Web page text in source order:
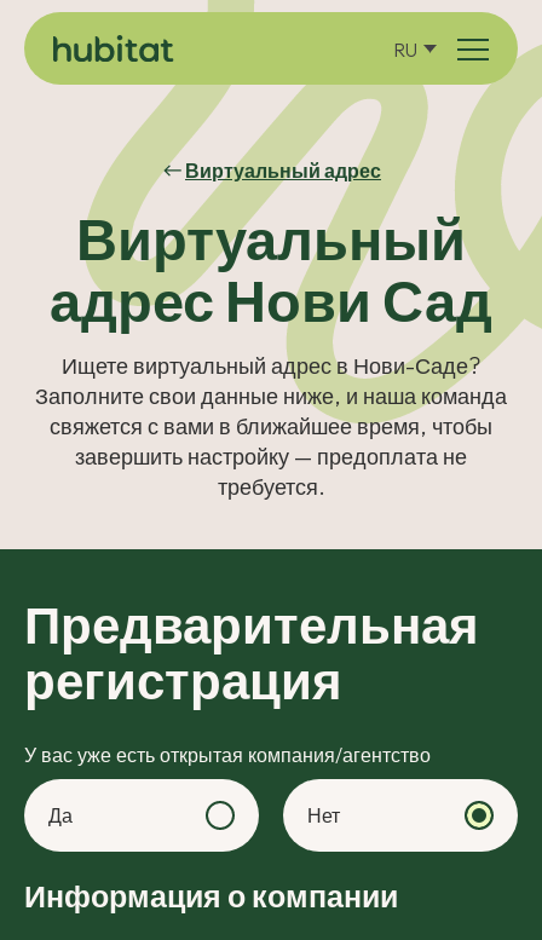
RU
Виртуальный адрес
Виртуальный
адрес Нови Сад
Ищете виртуальный адрес в Нови-Саде?
Заполните свои данные ниже, и наша команда
свяжется с вами в ближайшее время, чтобы
завершить настройку — предоплата не
требуется.
Предварительная
регистрация
У вас уже есть открытая компания/агентство
Да Нет
Информация о компании